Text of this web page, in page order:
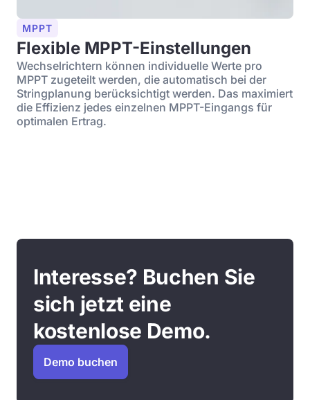
MPPT
Flexible MPPT-Einstellungen
Wechselrichtern können individuelle Werte pro
MPPT zugeteilt werden, die automatisch bei der
Stringplanung berücksichtigt werden. Das maximiert
die Effizienz jedes einzelnen MPPT-Eingangs für
optimalen Ertrag.
Interesse? Buchen Sie
sich jetzt eine
kostenlose Demo.
Demo buchen